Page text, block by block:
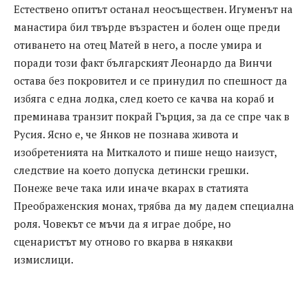
Естествено опитът останал неосъществен. Игуменът на
манастира бил твърде възрастен и болен още преди
отиването на отец Матей в него, а после умира и
поради този факт българският Леонардо да Винчи
остава без покровител и се принудил по спешност да
избяга с една лодка, след което се качва на кораб и
преминава транзит покрай Гърция, за да се спре чак в
Русия. Ясно е, че Янков не познава живота и
изобретенията на Миткалото и пише нещо наизуст,
следствие на което допуска детински грешки.
Понеже вече така или иначе вкарах в статията
Преображенския монах, трябва да му дадем специална
роля. Човекът се мъчи да я играе добре, но
сценаристът му отново го вкарва в някакви
измислици.